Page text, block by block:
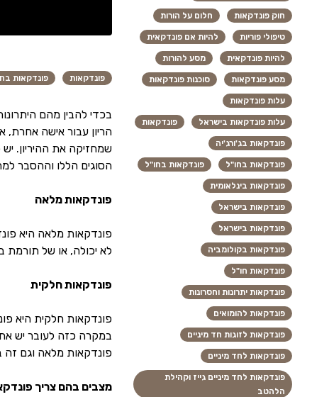
פונדקאות פונדקאות
בכדי להבין מהם
הריון עבור אישה אחרת,
שמחזיקה את ההיריון.
הסוגים הללו וההסבר
פונדקאות מלאה
פונדקאות מלאה היא
לא יכולה, או של תורמת
פונדקאות חלקית
פונדקאות חלקית היא
במקרה כזה לעובר יש
פונדקאות מלאה וגם זה
מצבים בהם צריך
חוק פונדקאות חלום על הורות
טיפולי פוריות להיות אם פונדקאית
להיות פונדקאית מסע להורות
מסע פונדקאות סוכנות פונדקאות
עלות פונדקאות
עלות פונדקאות בישראל פונדקאות
פונדקאות בג'ורג'יה
פונדקאות בחו"ל פונדקאות בחו"ל
פונדקאות בינלאומית
פונדקאות בישראל
פונדקאות בישראל
פונדקאות בקולומביה
פונדקאות חו"ל
פונדקאות יתרונות וחסרונות
פונדקאות להומואים
פונדקאות לזוגות חד מיניים
פונדקאות לחד מיניים
פונדקאות לחד מיניים גייז וקהילת
הלהטב